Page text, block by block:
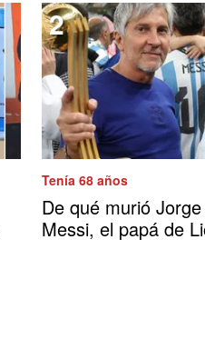
Tenía 68 años
De qué murió Jorge
Messi, el papá de